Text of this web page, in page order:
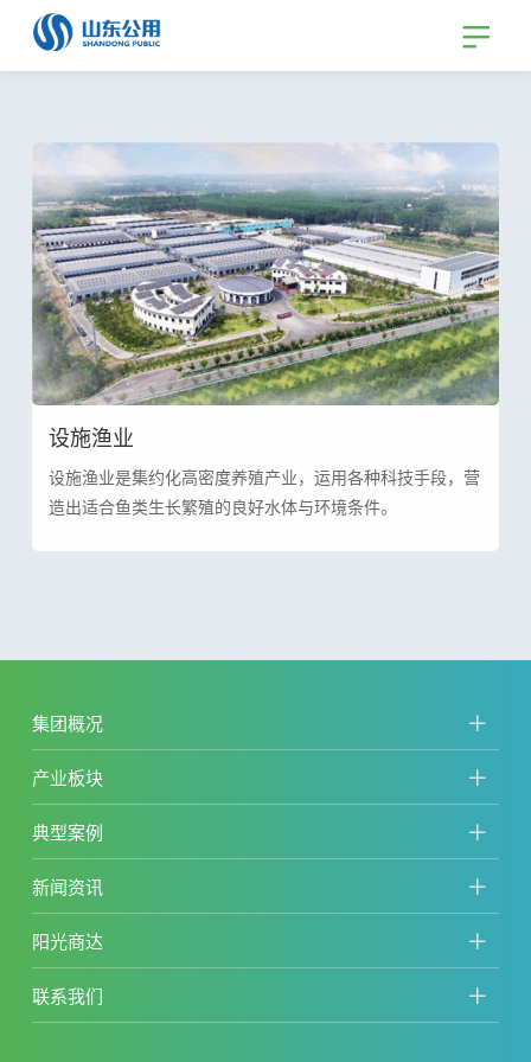
设施渔业
设施渔业是集约化高密度养殖产业，运用各种科技手段，营
造出适合鱼类生长繁殖的良好水体与环境条件。
集团概况
产业板块
典型案例
新闻资讯
阳光商达
联系我们